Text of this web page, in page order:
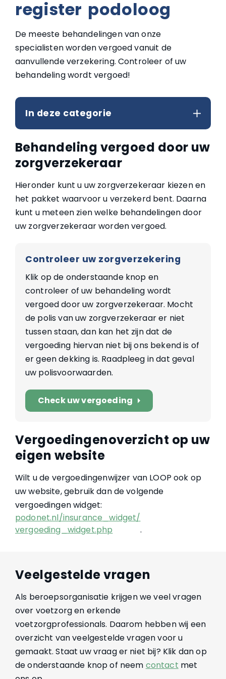
register podoloog
De meeste behandelingen van onze
specialisten worden vergoed vanuit de
aanvullende verzekering. Controleer of uw
behandeling wordt vergoed!
In deze categorie
Behandeling vergoed door uw
zorgverzekeraar
Hieronder kunt u uw zorgverzekeraar kiezen en
het pakket waarvoor u verzekerd bent. Daarna
kunt u meteen zien welke behandelingen door
uw zorgverzekeraar worden vergoed.
Controleer uw zorgverzekering
Klik op de onderstaande knop en
controleer of uw behandeling wordt
vergoed door uw zorgverzekeraar. Mocht
de polis van uw zorgverzekeraar er niet
tussen staan, dan kan het zijn dat de
vergoeding hiervan niet bij ons bekend is of
er geen dekking is. Raadpleeg in dat geval
uw polisvoorwaarden.
Check uw vergoeding arrow_right
Vergoedingenoverzicht op uw
eigen website
Wilt u de vergoedingenwijzer van LOOP ook op
uw website, gebruik dan de volgende
vergoedingen widget:
podonet.nl/insurance_widget/
vergoeding_widget.php
.
Veelgestelde vragen
Als beroepsorganisatie krijgen we veel vragen
over voetzorg en erkende
voetzorgprofessionals. Daarom hebben wij een
overzicht van veelgestelde vragen voor u
gemaakt. Staat uw vraag er niet bij? Klik dan op
de onderstaande knop of neem contact met